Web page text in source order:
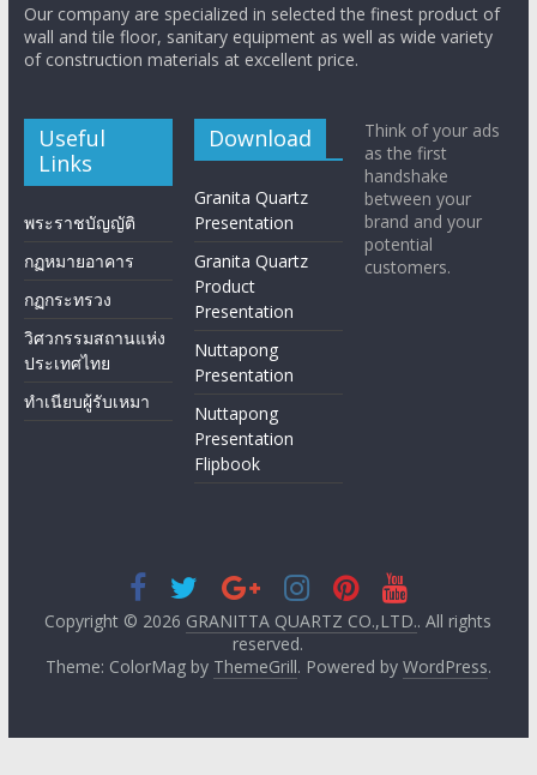
Our company are specialized in selected the finest product of
wall and tile floor, sanitary equipment as well as wide variety
of construction materials at excellent price.
Useful
Links
พระราชบัญญัติ
กฏหมายอาคาร
กฏกระทรวง
วิศวกรรมสถานแห่ง
ประเทศไทย
ทำเนียบผู้รับเหมา
Download
Granita Quartz
Presentation
Granita Quartz
Product
Presentation
Nuttapong
Presentation
Nuttapong
Presentation
Flipbook
Think of your ads
as the first
handshake
between your
brand and your
potential
customers.
Copyright © 2026 GRANITTA QUARTZ CO.,LTD.. All rights
reserved.
Theme: ColorMag by ThemeGrill. Powered by WordPress.